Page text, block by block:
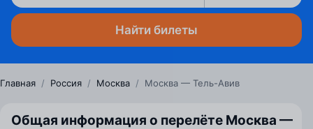
Найти билеты
Главная / Россия / Москва / Москва — Тель-Авив
Общая информация о перелёте Москва —